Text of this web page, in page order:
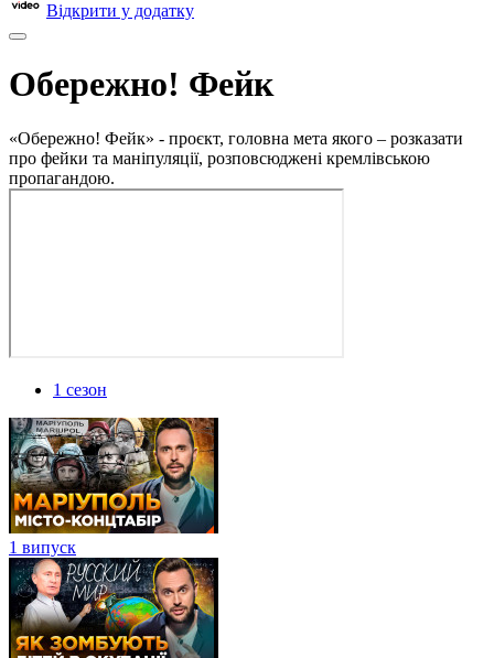
Відкрити у додатку
Обережно! Фейк
«Обережно! Фейк» - проєкт, головна мета якого – розказати
про фейки та маніпуляції, розповсюджені кремлівською
пропагандою.
1 сезон
1 випуск